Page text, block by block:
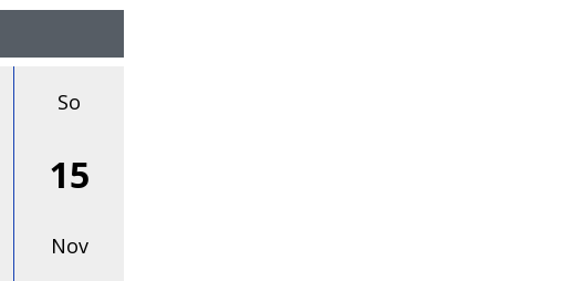
So
15
Nov